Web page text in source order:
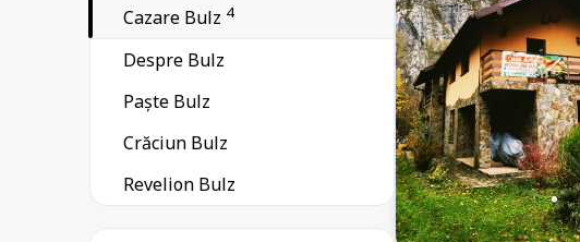
Cazare Bulz 4
Despre Bulz
Paște Bulz
Crăciun Bulz
Revelion Bulz